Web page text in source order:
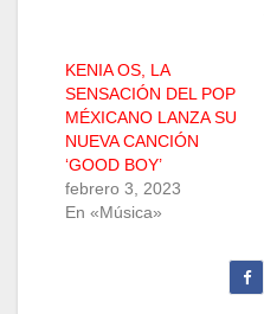
KENIA OS, LA
SENSACIÓN DEL POP
MÉXICANO LANZA SU
NUEVA CANCIÓN
‘GOOD BOY’
febrero 3, 2023
En «Música»